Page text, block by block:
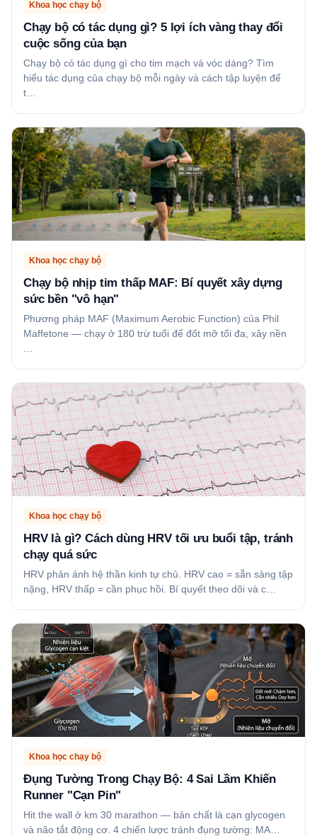
Khoa học chạy bộ
Chạy bộ có tác dụng gì? 5 lợi ích vàng thay đổi
cuộc sống của bạn
Chạy bộ có tác dụng gì cho tim mạch và vóc dáng? Tìm
hiểu tác dụng của chạy bộ mỗi ngày và cách tập luyện để
t…
Khoa học chạy bộ
Chạy bộ nhịp tim thấp MAF: Bí quyết xây dựng
sức bền "vô hạn"
Phương pháp MAF (Maximum Aerobic Function) của Phil
Maffetone — chạy ở 180 trừ tuổi để đốt mỡ tối đa, xây nền
Khoa học chạy bộ
HRV là gì? Cách dùng HRV tối ưu buổi tập, tránh
chạy quá sức
HRV phản ánh hệ thần kinh tự chủ. HRV cao = sẵn sàng tập
nặng, HRV thấp = cần phục hồi. Bí quyết theo dõi và c…
Khoa học chạy bộ
Đụng Tường Trong Chạy Bộ: 4 Sai Lầm Khiến
Runner "Cạn Pin"
Hit the wall ở km 30 marathon — bản chất là cạn glycogen
và não tắt động cơ. 4 chiến lược tránh đụng tường: MA…